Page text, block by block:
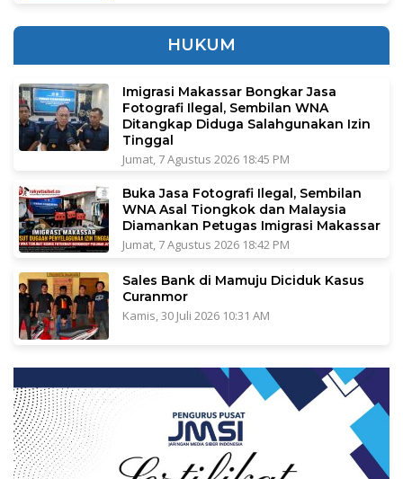
HUKUM
Imigrasi Makassar Bongkar Jasa
Fotografi Ilegal, Sembilan WNA
Ditangkap Diduga Salahgunakan Izin
Tinggal
Jumat, 7 Agustus 2026 18:45 PM
Buka Jasa Fotografi Ilegal, Sembilan
WNA Asal Tiongkok dan Malaysia
Diamankan Petugas Imigrasi Makassar
Jumat, 7 Agustus 2026 18:42 PM
Sales Bank di Mamuju Diciduk Kasus
Curanmor
Kamis, 30 Juli 2026 10:31 AM